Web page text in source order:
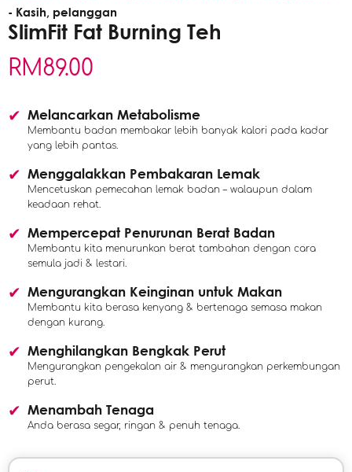
- Kasih, pelanggan
SlimFit Fat Burning Teh
RM89.00
Melancarkan Metabolisme
Membantu badan membakar lebih banyak kalori pada kadar
yang lebih pantas.
Menggalakkan Pembakaran Lemak
Mencetuskan pemecahan lemak badan – walaupun dalam
keadaan rehat.
Mempercepat Penurunan Berat Badan
Membantu kita menurunkan berat tambahan dengan cara
semula jadi & lestari.
Mengurangkan Keinginan untuk Makan
Membantu kita berasa kenyang & bertenaga semasa makan
dengan kurang.
Menghilangkan Bengkak Perut
Mengurangkan pengekalan air & mengurangkan perkembungan
perut.
Menambah Tenaga
Anda berasa segar, ringan & penuh tenaga.